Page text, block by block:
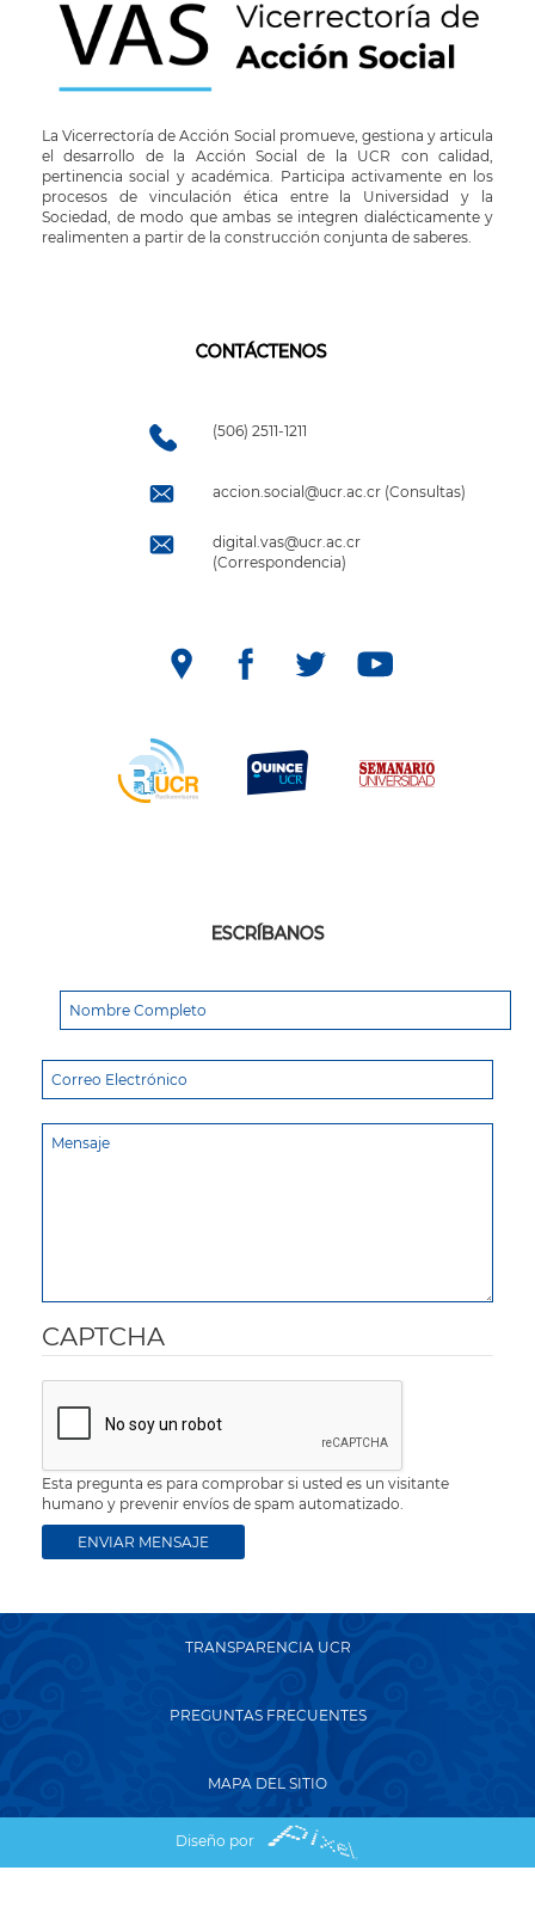
La Vicerrectoría de Acción Social promueve, gestiona y articula
el desarrollo de la Acción Social de la UCR con calidad,
pertinencia social y académica. Participa activamente en los
procesos de vinculación ética entre la Universidad y la
Sociedad, de modo que ambas se integren dialécticamente y
realimenten a partir de la construcción conjunta de saberes.
CONTÁCTENOS
(506) 2511-1211
accion.social@ucr.ac.cr (Consultas)
digital.vas@ucr.ac.cr
(Correspondencia)
ESCRÍBANOS
CAPTCHA
Esta pregunta es para comprobar si usted es un visitante
humano y prevenir envíos de spam automatizado.
TRANSPARENCIA UCR
PREGUNTAS FRECUENTES
MAPA DEL SITIO
Diseño por